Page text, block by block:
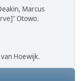
Marcus
Otowo.
Hoewijk.